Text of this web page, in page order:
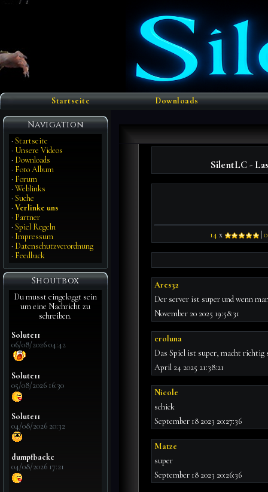
Startseite Downloads
Navigation
· Startseite
· Unsere Videos
· Downloads
· Foto Album
· Forum
· Weblinks
· Suche
· Verlinke uns
· Partner
· Spiel Regeln
· Impressum
· Datenschutzverordnung
· Feedback
Shoutbox
Du musst eingeloggt sein
um eine Nachricht zu
schreiben.
Solute11
06/08/2026 04:42
Solute11
05/08/2026 16:30
Solute11
04/08/2026 20:32
dumpfbacke
04/08/2026 17:21
SilentLC -
14x 0
Ares32
Der server ist super und wenn
November 20 2025 19:58:31
eroluna
Das Spiel ist super, macht richtig
April 24 2025 21:38:21
Nicole
schick
September 18 2023 20:27:36
Matze
super
September 18 2023 20:26:36